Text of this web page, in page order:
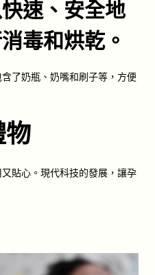
速、安全地
毒和烘乾。
了奶瓶、奶嘴和刷子等，方便
貼心。現代科技的發展，讓孕